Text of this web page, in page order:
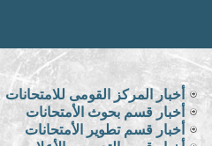
أخبار المركز القومى للامتحانات
أخبار قسم بحوث الأمتحانات
أخبار قسم تطوير الأمتحانات